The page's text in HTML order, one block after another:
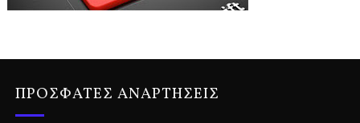
ΠΡΟΣΦΑΤΕΣ ΑΝΑΡΤΗΣΕΙΣ